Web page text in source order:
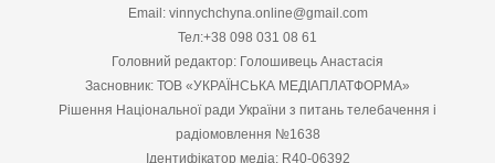
Email: vinnychchyna.online@gmail.com
Тел:+38 098 031 08 61
Головний редактор: Голошивець Анастасія
Засновник: ТОВ «УКРАЇНСЬКА МЕДІАПЛАТФОРМА»
Рішення Національної ради України з питань телебачення і
радіомовлення №1638
Ідентифікатор медіа: R40-06392